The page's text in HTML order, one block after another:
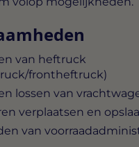
van heftruck
frontheftruck)
lossen van
verplaatsen en
van